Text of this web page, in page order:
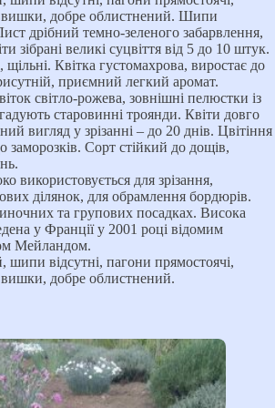
добре облистнений. Шипи
дрібний темно-зеленого забарвлення,
зібрані великі суцвіття від 5 до 10 штук.
Квітка густомахрова, виростає до
приємний легкий аромат.
світло-рожева, зовнішні пелюстки із
старовинні троянди. Квіти довго
вигляд у зрізанні – до 20 днів. Цвітіння
заморозків. Сорт стійкий до дощів,
використовується для зрізання,
ділянок, для обрамлення бордюрів.
та групових посадках. Висока
у Франції у 2001 році відомим
Мейландом.
відсутні, пагони прямостоячі,
добре облистнений.